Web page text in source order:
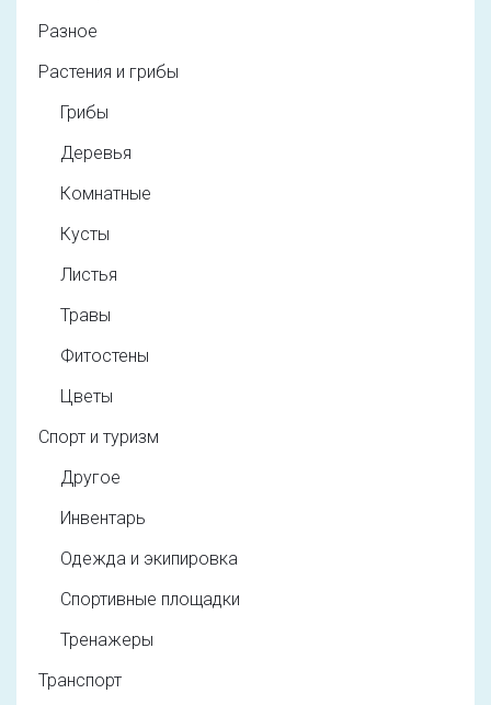
Разное
Растения и грибы
Грибы
Деревья
Комнатные
Кусты
Листья
Травы
Фитостены
Цветы
Спорт и туризм
Другое
Инвентарь
Одежда и экипировка
Спортивные площадки
Тренажеры
Транспорт